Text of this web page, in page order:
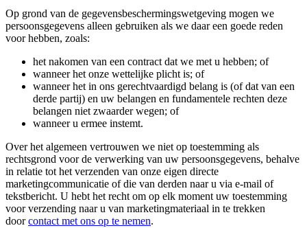
Op grond van de gegevensbeschermingswetgeving mogen we
persoonsgegevens alleen gebruiken als we daar een goede reden
voor hebben, zoals:
het nakomen van een contract dat we met u hebben; of
wanneer het onze wettelijke plicht is; of
wanneer het in ons gerechtvaardigd belang is (of dat van een
derde partij) en uw belangen en fundamentele rechten deze
belangen niet zwaarder wegen; of
wanneer u ermee instemt.
Over het algemeen vertrouwen we niet op toestemming als
rechtsgrond voor de verwerking van uw persoonsgegevens, behalve
in relatie tot het verzenden van onze eigen directe
marketingcommunicatie of die van derden naar u via e-mail of
tekstbericht. U hebt het recht om op elk moment uw toestemming
voor verzending naar u van marketingmateriaal in te trekken
doorcontact met ons op te nemen.